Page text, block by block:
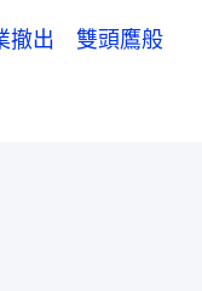
撤出 雙頭鷹般